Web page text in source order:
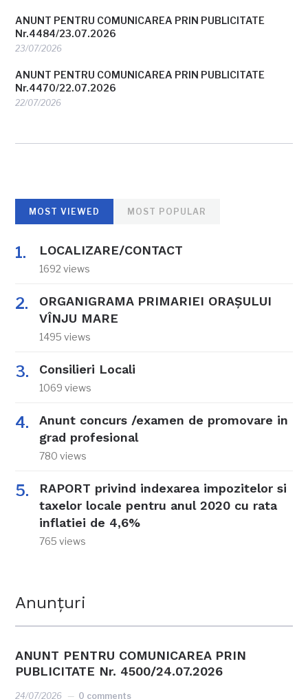
ANUNT PENTRU COMUNICAREA PRIN PUBLICITATE
Nr.4484/23.07.2026
23/07/2026
ANUNT PENTRU COMUNICAREA PRIN PUBLICITATE
Nr.4470/22.07.2026
22/07/2026
MOST VIEWED MOST POPULAR
LOCALIZARE/CONTACT
1692 views
ORGANIGRAMA PRIMARIEI ORAŞULUI
VÎNJU MARE
1495 views
Consilieri Locali
1069 views
Anunt concurs /examen de promovare in
grad profesional
780 views
RAPORT privind indexarea impozitelor si
taxelor locale pentru anul 2020 cu rata
inflatiei de 4,6%
765 views
Anunțuri
ANUNT PENTRU COMUNICAREA PRIN
PUBLICITATE Nr. 4500/24.07.2026
24/07/2026 0 comments